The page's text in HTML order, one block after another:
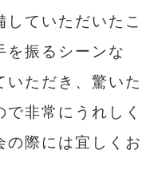
ていただいたこ
を振るシーンな
いただき、驚いた
非常にうれしく
の際には宜しくお